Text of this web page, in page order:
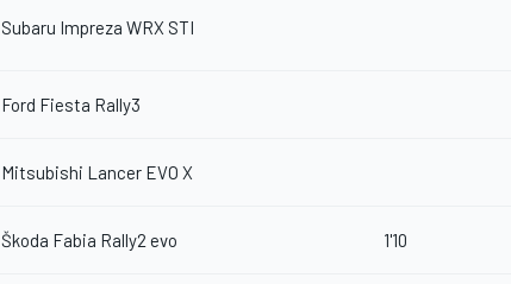
Subaru Impreza WRX STI
Ford Fiesta Rally3
Mitsubishi Lancer EVO X
Škoda Fabia Rally2 evo 1'10